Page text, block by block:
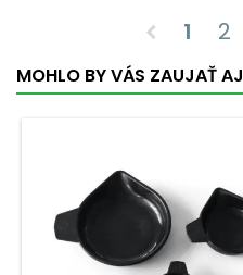
chevron_left 1 2
MOHLO BY VÁS ZAUJAŤ AJ